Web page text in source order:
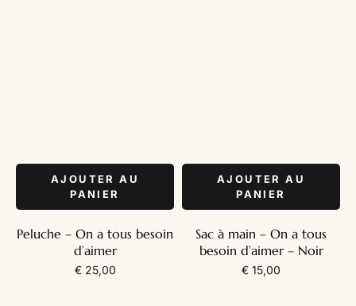
AJOUTER AU
PANIER
Peluche – On a tous besoin
d’aimer
€25,00
AJOUTER AU
PANIER
Sac à main – On a tous
besoin d’aimer – Noir
€ 15,00